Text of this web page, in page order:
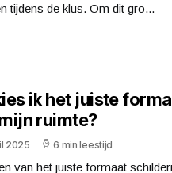
tijdens de klus. Om dit gro...
ik het juiste
ruimte?
2025 6 min leestijd
van het juiste formaat